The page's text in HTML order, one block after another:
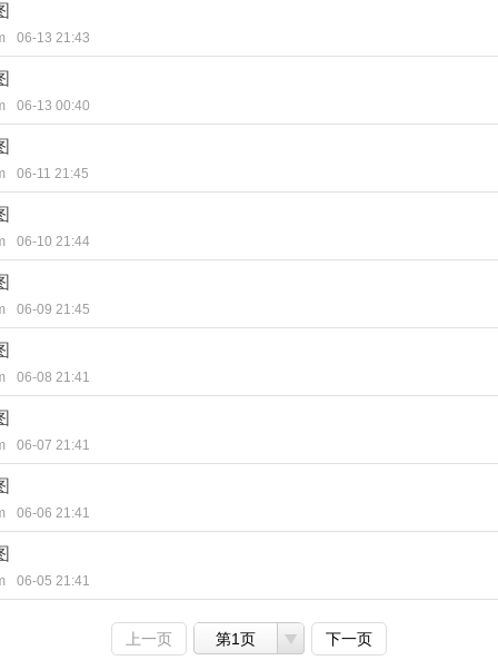
06-13 21:43
06-13 00:40
06-11 21:45
06-10 21:44
06-09 21:45
06-08 21:41
06-07 21:41
06-06 21:41
06-05 21:41
上一页 第1页 下一页